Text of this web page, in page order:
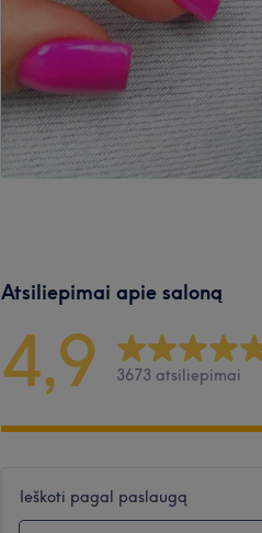
Atsiliepimai apie saloną
4,9 3673 atsiliepimai
Ieškoti pagal paslaugą